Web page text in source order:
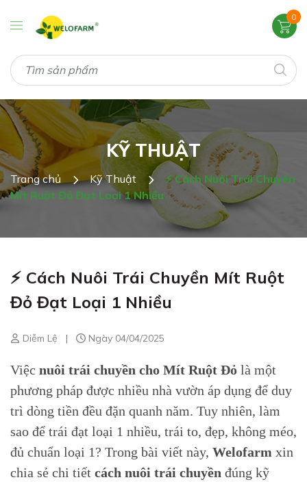
0
KỸ THUẬT
Trang chủ Kỹ Thuật
⚡ Cách Nuôi Trái Chuyền
Mít Ruột Đỏ Đạt Loại 1 Nhiều
⚡ Cách Nuôi Trái Chuyền Mít Ruột
Đỏ Đạt Loại 1 Nhiều
Diễm Lệ | Ngày 04/04/2025
Việc nuôi trái chuyền cho Mít Ruột Đỏ là một
phương pháp được nhiều nhà vườn áp dụng để duy
trì dòng tiền đều đặn quanh năm. Tuy nhiên, làm
sao để trái đạt loại 1 nhiều, trái to, đẹp, không méo,
đủ chuẩn loại 1? Trong bài viết này, Welofarm xin
chia sẻ chi tiết cách nuôi trái chuyền đúng kỹ